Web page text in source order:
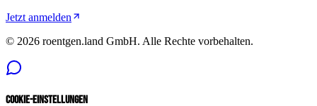
Jetzt anmelden
© 2026 roentgen.land GmbH. Alle Rechte vorbehalten.
Cookie-Einstellungen